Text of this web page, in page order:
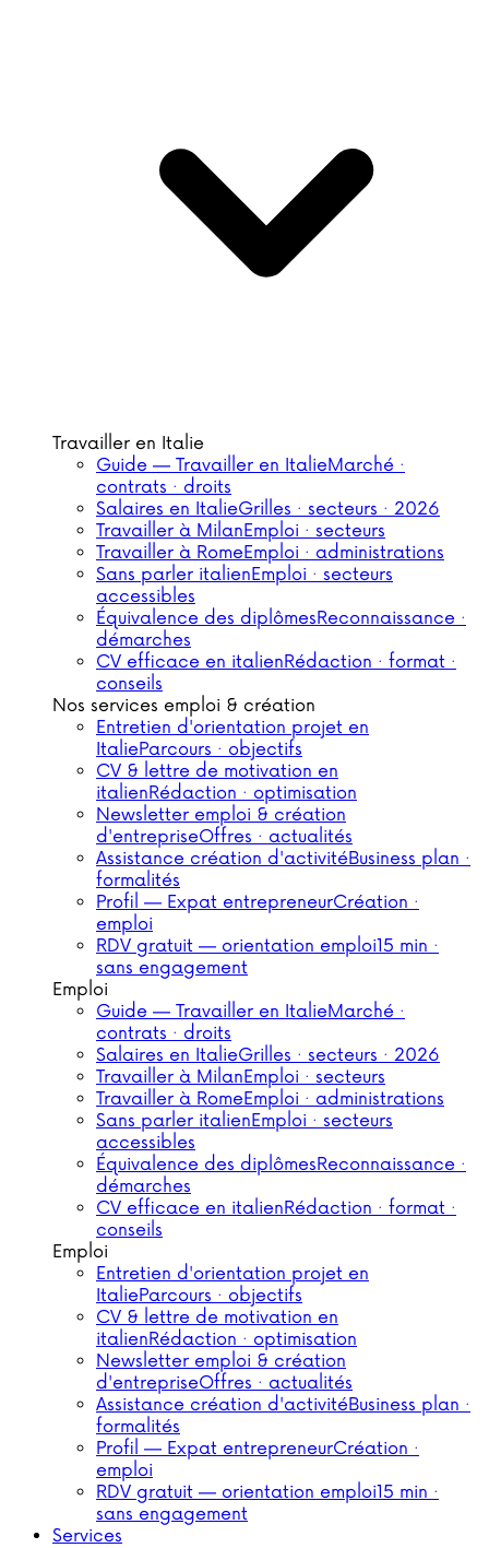
Travailler en Italie
Guide — Travailler en ItalieMarché ·
contrats · droits
Salaires en ItalieGrilles · secteurs · 2026
Travailler à MilanEmploi · secteurs
Travailler à RomeEmploi · administrations
Sans parler italienEmploi · secteurs
accessibles
Équivalence des diplômesReconnaissance ·
démarches
CV efficace en italienRédaction · format ·
conseils
Nos services emploi & création
Entretien d'orientation projet en
ItalieParcours · objectifs
CV & lettre de motivation en
italienRédaction · optimisation
Newsletter emploi & création
d'entrepriseOffres · actualités
Assistance création d'activitéBusiness plan ·
formalités
Profil — Expat entrepreneurCréation ·
emploi
RDV gratuit — orientation emploi15 min ·
sans engagement
Emploi
Guide — Travailler en ItalieMarché ·
contrats · droits
Salaires en ItalieGrilles · secteurs · 2026
Travailler à MilanEmploi · secteurs
Travailler à RomeEmploi · administrations
Sans parler italienEmploi · secteurs
accessibles
Équivalence des diplômesReconnaissance ·
démarches
CV efficace en italienRédaction · format ·
conseils
Emploi
Entretien d'orientation projet en
ItalieParcours · objectifs
CV & lettre de motivation en
italienRédaction · optimisation
Newsletter emploi & création
d'entrepriseOffres · actualités
Assistance création d'activitéBusiness plan ·
formalités
Profil — Expat entrepreneurCréation ·
emploi
RDV gratuit — orientation emploi15 min ·
sans engagement
Services